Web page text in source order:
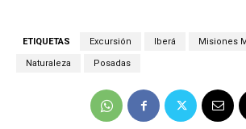
ETIQUETAS Excursión Iberá Misiones
Naturaleza Posadas